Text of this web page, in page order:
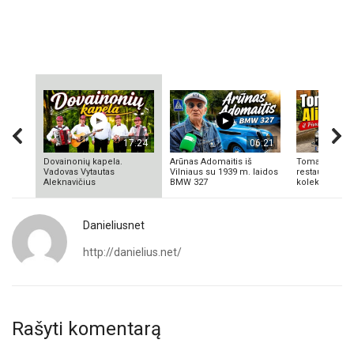
17:24
Dovainonių kapela.
Vadovas Vytautas
Aleknavičius
06:21
Arūnas Adomaitis iš
Vilniaus su 1939 m. laidos
BMW 327
Tomas
Danieliusnet
http://danielius.net/
Rašyti komentarą